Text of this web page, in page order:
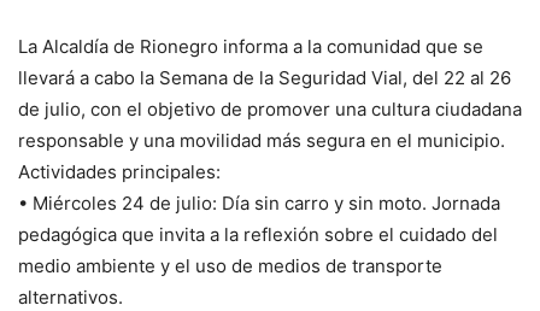
La Alcaldía de Rionegro informa a la comunidad que se
llevará a cabo la Semana de la Seguridad Vial, del 22 al 26
de julio, con el objetivo de promover una cultura ciudadana
responsable y una movilidad más segura en el municipio.
Actividades principales:
• Miércoles 24 de julio: Día sin carro y sin moto. Jornada
pedagógica que invita a la reflexión sobre el cuidado del
medio ambiente y el uso de medios de transporte
alternativos.